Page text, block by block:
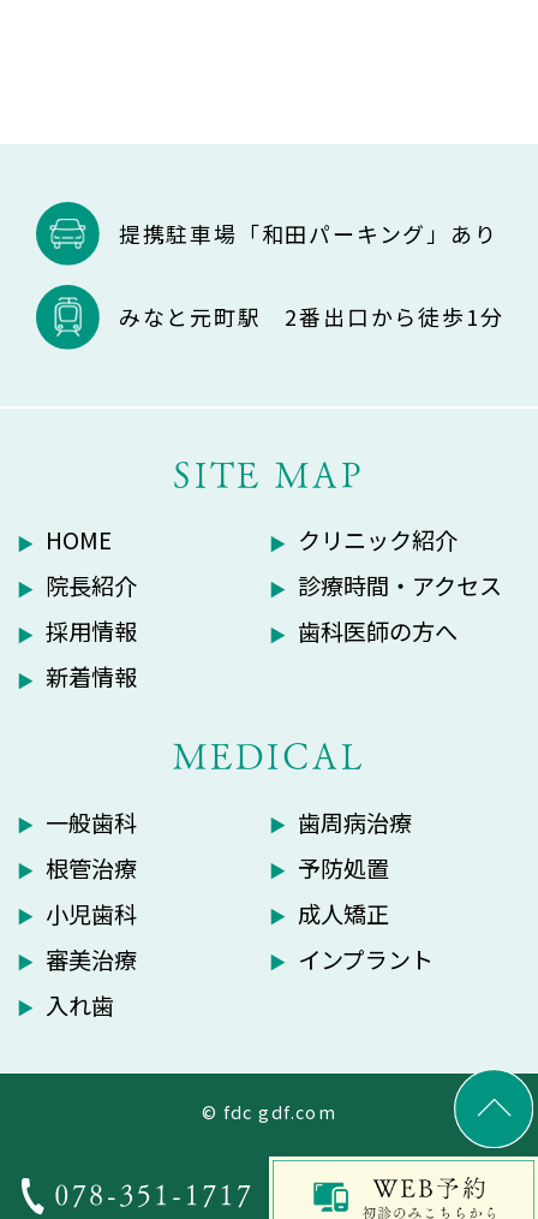
提携駐車場「和田パーキング」あり
みなと元町駅 2番出口から徒歩1分
SITE MAP
HOME
クリニック紹介
院長紹介
診療時間・アクセス
採用情報
歯科医師の方へ
新着情報
MEDICAL
一般歯科
歯周病治療
根管治療
予防処置
小児歯科
成人矯正
審美治療
インプラント
入れ歯
© fdc gdf.com